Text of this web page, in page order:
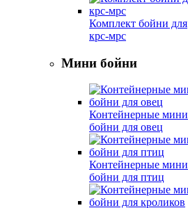
Комплект бойни для
крс-мрс
Мини бойни
Контейнерные мини
бойни для овец
Контейнерные мини
бойни для птиц